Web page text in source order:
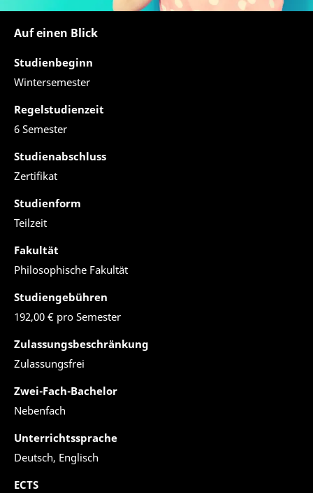
Auf einen Blick
Studienbeginn
Wintersemester
Regelstudienzeit
6 Semester
Studienabschluss
Zertifikat
Studienform
Teilzeit
Fakultät
Philosophische Fakultät
Studiengebühren
192,00 € pro Semester
Zulassungsbeschränkung
Zulassungsfrei
Zwei-Fach-Bachelor
Nebenfach
Unterrichtssprache
Deutsch, Englisch
ECTS